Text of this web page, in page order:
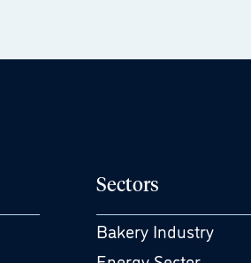
Sectors
Bakery Industry